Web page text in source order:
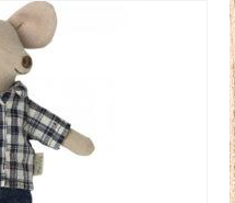
32.50€.27.50€.